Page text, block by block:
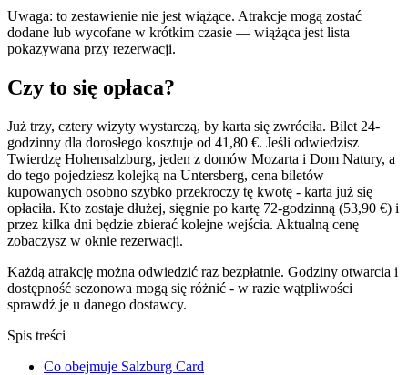
Uwaga: to zestawienie nie jest wiążące. Atrakcje mogą zostać
dodane lub wycofane w krótkim czasie — wiążąca jest lista
pokazywana przy rezerwacji.
Czy to się opłaca?
Już trzy, cztery wizyty wystarczą, by karta się zwróciła. Bilet 24-
godzinny dla dorosłego kosztuje od 41,80 €. Jeśli odwiedzisz
Twierdzę Hohensalzburg, jeden z domów Mozarta i Dom Natury, a
do tego pojedziesz kolejką na Untersberg, cena biletów
kupowanych osobno szybko przekroczy tę kwotę - karta już się
opłaciła. Kto zostaje dłużej, sięgnie po kartę 72-godzinną (53,90 €) i
przez kilka dni będzie zbierać kolejne wejścia. Aktualną cenę
zobaczysz w oknie rezerwacji.
Każdą atrakcję można odwiedzić raz bezpłatnie. Godziny otwarcia i
dostępność sezonowa mogą się różnić - w razie wątpliwości
sprawdź je u danego dostawcy.
Spis treści
Co obejmuje Salzburg Card